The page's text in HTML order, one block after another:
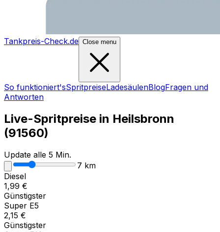
Tankpreis-Check.de Close menu
So funktioniert'sSpritpreiseLadesäulenBlogFragen und
Antworten
Live-Spritpreise in Heilsbronn
(91560)
Update alle 5 Min.
7 km
Diesel
1,99 €
Günstigster
Super E5
2,15 €
Günstigster